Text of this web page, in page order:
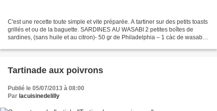
C'est une recette toute simple et vite préparée. A tartiner sur des petits toasts
grillés et ou de la baguette. SARDINES AU WASABI 2 petites boîtes de
sardines, (sans huile et au citron)- 50 gr de Philadelphia – 1 càc de wasabi –
Tartinade aux poivrons
Publié le 05/07/2013 à 08:00
Par lacuisinedelilly